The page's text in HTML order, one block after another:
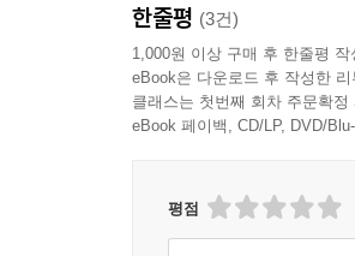
한줄평 (3건)
1,000원 이상 구매 후 한줄평 작
eBook은 다운로드 후 작성한
클래스는 첫번째 회차 주문확
eBook 페이백, CD/LP, DVD/
평점